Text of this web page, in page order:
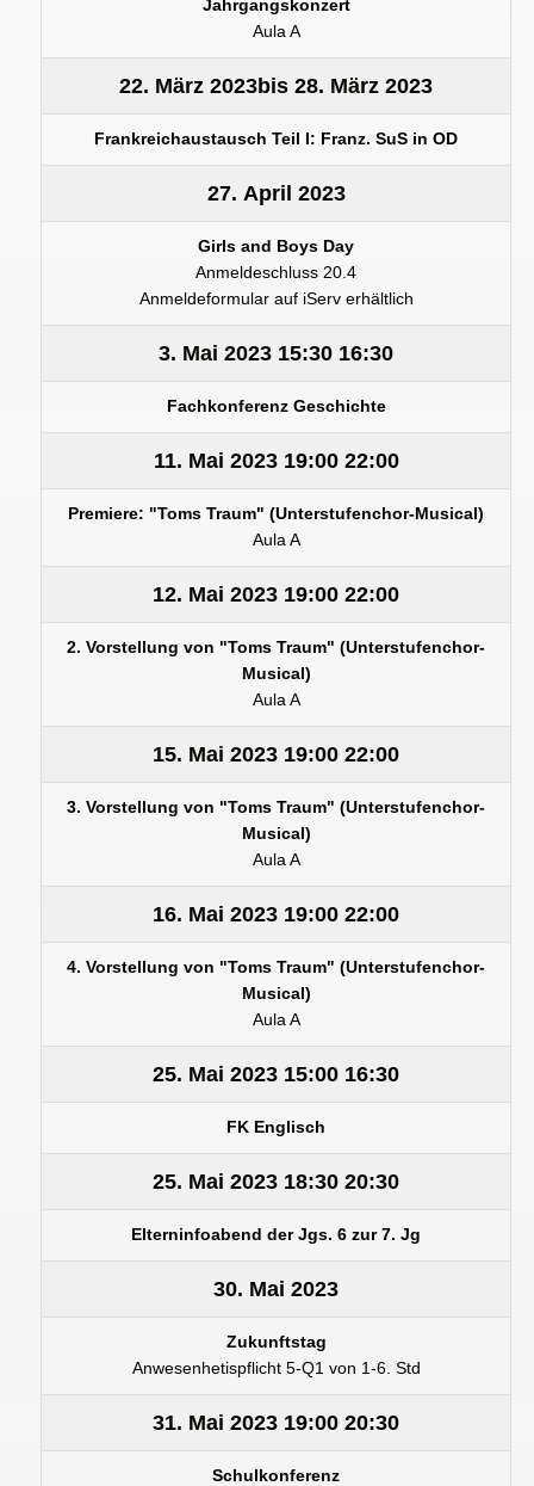
Jahrgangskonzert
Aula A
22. März 2023bis 28. März 2023
Frankreichaustausch Teil I: Franz. SuS in OD
27. April 2023
Girls and Boys Day
Anmeldeschluss 20.4
Anmeldeformular auf iServ erhältlich
3. Mai 2023 15:30 16:30
Fachkonferenz Geschichte
11. Mai 202319:00 22:00
Premiere: "Toms Traum" (Unterstufenchor-Musical)
Aula A
12. Mai 2023 19:00 22:00
2. Vorstellung von "Toms Traum" (Unterstufenchor-
Musical)
Aula A
15. Mai 2023 19:00 22:00
3. Vorstellung von "Toms Traum" (Unterstufenchor-
Musical)
Aula A
16. Mai 2023 19:00 22:00
4. Vorstellung von "Toms Traum" (Unterstufenchor-
Musical)
Aula A
25. Mai 2023 15:00 16:30
FK Englisch
25. Mai 2023 18:30 20:30
Elterninfoabend der Jgs. 6 zur 7. Jg
30. Mai 2023
Zukunftstag
Anwesenhetispflicht 5-Q1 von 1-6. Std
31. Mai 2023 19:00 20:30
Schulkonferenz